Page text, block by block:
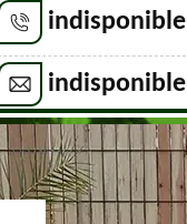
indisponible
indisponible